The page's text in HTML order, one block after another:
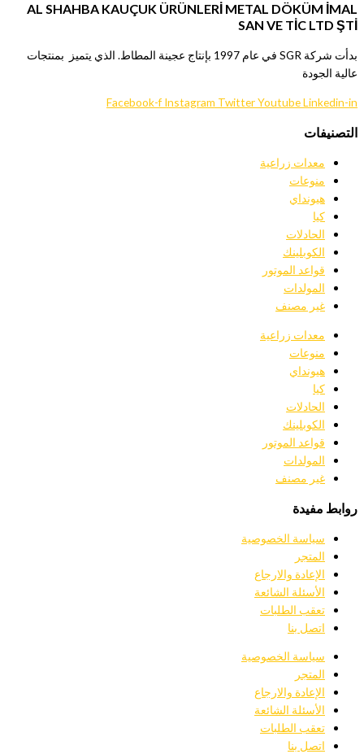
AL SHAHBA KAUÇUK ÜRÜNLERİ METAL DÖKÜM İMAL
SAN VE TİC LTD ŞTİ
بدأت شركة SGR في عام 1997 بإنتاج عجينة المطاط. الذي يتميز بمنتجات
عالية الجودة
Facebook-f Instagram TwitterYoutubeLinkedin-in
التصنيفات
معدات زراعية
منوعات
هيونداي
كيا
الحادلات
الكوبلينك
قواعد الموتور
المولدات
غير مصنف
معدات زراعية
منوعات
هيونداي
كيا
الحادلات
الكوبلينك
قواعد الموتور
المولدات
غير مصنف
روابط مفيدة
سياسة الخصوصية
المتجر
الإعادة والارجاع
الأسئلة الشائعة
تعقب الطلبات
اتصل بنا
سياسة الخصوصية
المتجر
الإعادة والارجاع
الأسئلة الشائعة
تعقب الطلبات
اتصل بنا